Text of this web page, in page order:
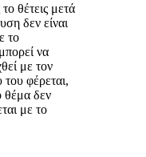
θέτεις μετά
δεν είναι
το
να
με τον
του φέρεται,
θέμα δεν
με το